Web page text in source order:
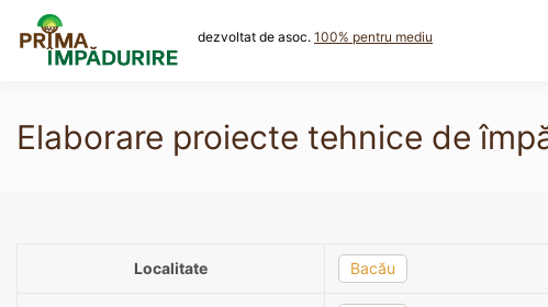
content
dezvoltat de asoc. 100% pentru mediu
Elaborare proiecte tehnice de
Localitate Bacău